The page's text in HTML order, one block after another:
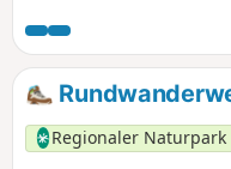
Sie nicht Ihren
Regionaler Naturpark